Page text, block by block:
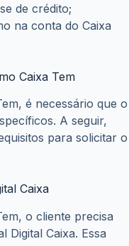
de crédito;
na conta do Caixa
Caixa Tem
é necessário que o
A seguir,
para solicitar o
Caixa
o cliente precisa
Digital Caixa. Essa